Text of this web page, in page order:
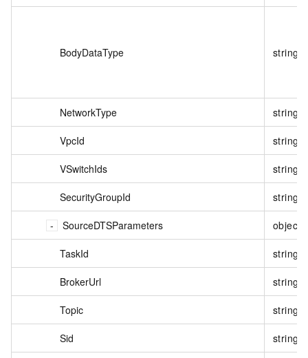
BodyDataType string
NetworkType string
VpcId string
VSwitchIds string
SecurityGroupId string
SourceDTSParameters object
TaskId string
BrokerUrl string
Topic string
Sid string